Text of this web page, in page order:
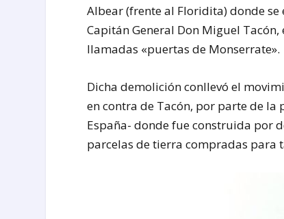
Albear (frente al Floridita) donde
Capitán General Don Miguel
llamadas «puertas de Monserrate».
Dicha demolición conllevó el
en contra de Tacón, por parte de
España- donde fue construida por
parcelas de tierra compradas para